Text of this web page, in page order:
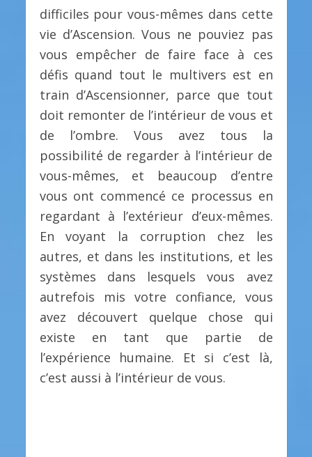
difficiles pour vous-mêmes dans cette
vie d’Ascension. Vous ne pouviez pas
vous empêcher de faire face à ces
défis quand tout le multivers est en
train d’Ascensionner, parce que tout
doit remonter de l’intérieur de vous et
de l’ombre. Vous avez tous la
possibilité de regarder à l’intérieur de
vous-mêmes, et beaucoup d’entre
vous ont commencé ce processus en
regardant à l’extérieur d’eux-mêmes.
En voyant la corruption chez les
autres, et dans les institutions, et les
systèmes dans lesquels vous avez
autrefois mis votre confiance, vous
avez découvert quelque chose qui
existe en tant que partie de
l’expérience humaine. Et si c’est là,
c’est aussi à l’intérieur de vous.